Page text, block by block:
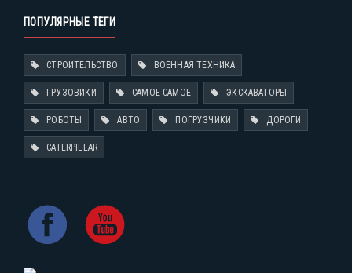
ПОПУЛЯРНЫЕ ТЕГИ
СТРОИТЕЛЬСТВО ВОЕННАЯ ТЕХНИКА
ГРУЗОВИКИ САМОЕ-САМОЕ ЭКСКАВАТОРЫ
РОБОТЫ АВТО ПОГРУЗЧИКИ ДОРОГИ
CATERPILLAR